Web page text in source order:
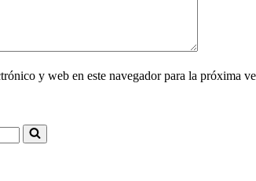
y web en este navegador para la próxima